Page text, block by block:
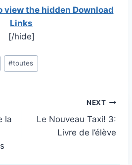
view the hidden Download
Links
[/hide]
#toutes
la
NEXT
Le Nouveau Taxi! 3:
Livre de l’élève